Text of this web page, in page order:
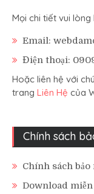
Mọi chi tiết vui lòng
Email:
Điện thoại:
Hoặc liên hệ với
trang Liên Hệ của
Chính sách
Chính sách bảo
Download